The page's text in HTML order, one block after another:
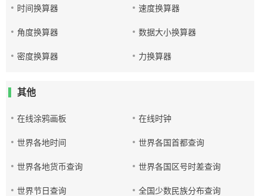
时间换算器 速度换算器
角度换算器 数据大小换算器
密度换算器 力换算器
其他
在线涂鸦画板 在线时钟
世界各地时间 世界各国首都查询
世界各地货币查询 世界各国区号时差查询
世界节日查询 全国少数民族分布查询